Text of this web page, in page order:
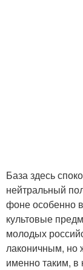
База здесь
нейтральный
фоне особенно
культовые
молодых
лаконичным, но
именно таким, в